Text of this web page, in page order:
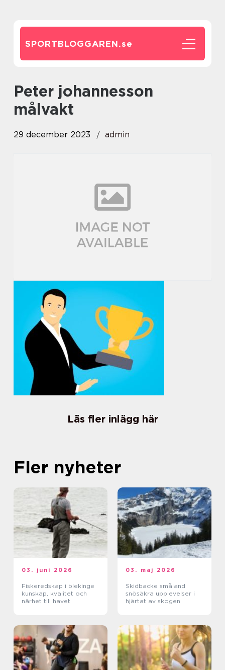
SPORTBLOGGAREN.se
peter johannesson
målvakt
29 december 2023 admin
Läs fler inlägg här
Fler nyheter
03. juni 2026
Fiskeredskap i blekinge
kunskap, kvalitet och
närhet till havet
03. maj 2026
Skidbacke småland
snösäkra upplevelser i
hjärtat av skogen